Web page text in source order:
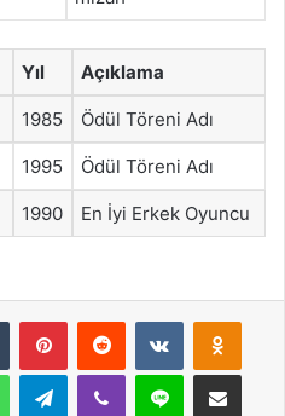
Yıl Açıklama
1985 Ödül Töreni Adı
1995 Ödül Töreni Adı
1990 En İyi Erkek Oyuncu
Tumblr PinterestReddit VKontakte
WhatsAppTelegramViber Line E-Posta ile